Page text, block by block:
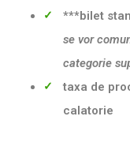
***bilet
se vor
categorie
taxa de
calatorie